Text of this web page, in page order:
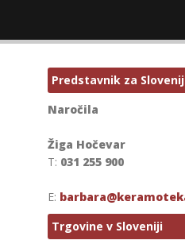
Predstavnik za
Naročila
Žiga Hočevar
T: 031 255 900
E:
Trgovine v Sloveniji